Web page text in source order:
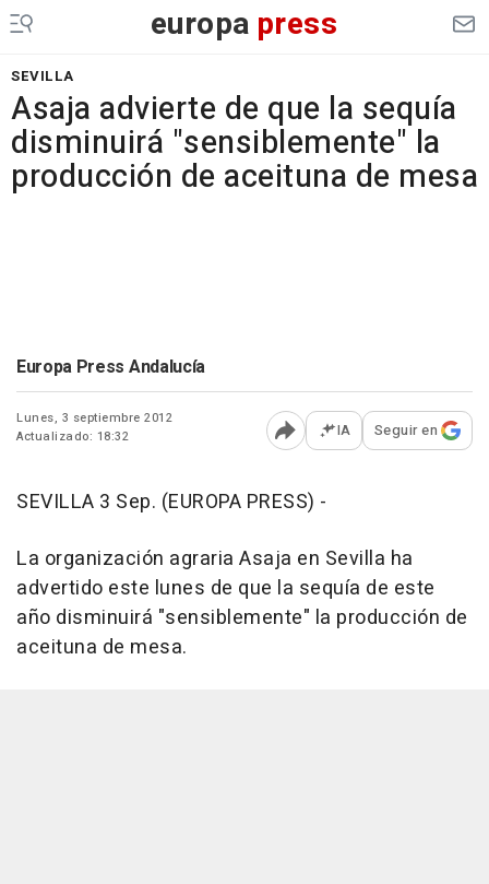
europa press
SEVILLA
Asaja advierte de que la sequía
disminuirá "sensiblemente" la
producción de aceituna de mesa
Europa Press Andalucía
Lunes, 3 septiembre 2012
Actualizado: 18:32
Abrir opciones para
IA Seguir en
SEVILLA 3 Sep. (EUROPA PRESS) -
La organización agraria Asaja en Sevilla ha
advertido este lunes de que la sequía de este
año disminuirá "sensiblemente" la producción de
aceituna de mesa.